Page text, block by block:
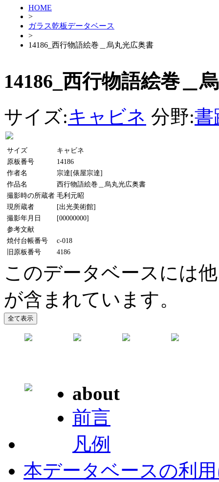
HOME
>
ガラス乾板データベース
>
14186_西行物語絵巻＿烏丸光広奥書
14186_西行物語絵巻＿
サイズ:キャビネ 分野:書
サイズ
キャビネ
原板番号
14186
作者名
宗達[俵屋宗達]
作品名
西行物語絵巻＿烏丸光広奥書
撮影時の所蔵者 毛利元昭
現所蔵者
[出光美術館]
撮影年月日
[00000000]
参考文献
焼付台帳番号
c-018
旧原板番号
4186
このデータベースには
が含まれています。
about
前言
凡例
本データベースの利